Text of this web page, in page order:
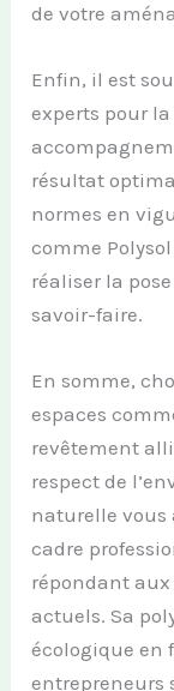
de votre
Enfin, il est
experts pour
résultat
normes en
comme
réaliser la
savoir-faire.
En somme,
espaces
revêtement
respect de
naturelle vous
cadre
répondant
actuels. Sa
écologique en
entrepreneurs